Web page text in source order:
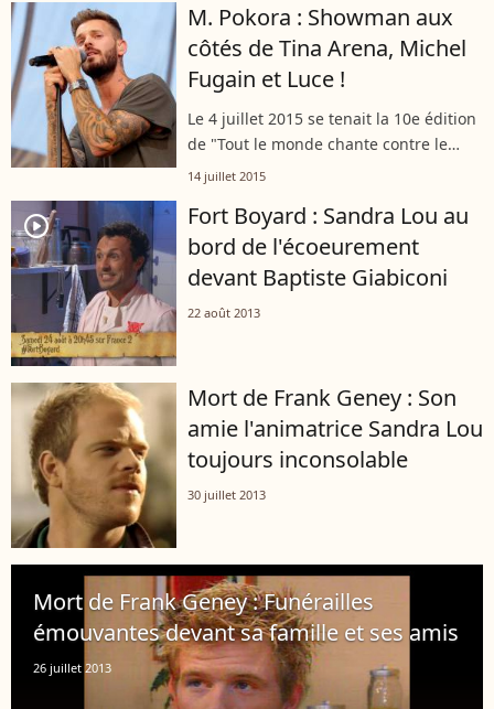
M. Pokora : Showman aux
côtés de Tina Arena, Michel
Fugain et Luce !
Le 4 juillet 2015 se tenait la 10e édition
de "Tout le monde chante contre le
cancer" sur la place Fontanges à
occasion, de nombreux artistes ont...
14 juillet 2015
player2
Fort Boyard : Sandra Lou au
bord de l'écoeurement
devant Baptiste Giabiconi
22 août 2013
Mort de Frank Geney : Son
amie l'animatrice Sandra Lou
toujours inconsolable
30 juillet 2013
Mort de Frank Geney : Funérailles
émouvantes devant sa famille et ses amis
26 juillet 2013